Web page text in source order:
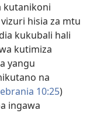
kutanikoni
hisia za mtu
kukubali hali
kutimiza
yangu
na
10:25)
ingawa